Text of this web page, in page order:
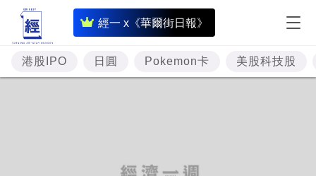
經一 x《華爾街日報》
即
時
財
經
港股IPO 日圓 Pokemon卡 美股科技股